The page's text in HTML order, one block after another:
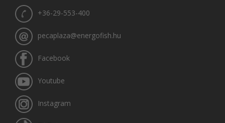
+36-29-553-400
pecaplaza@energofish.hu
Facebook
Youtube
Instagram